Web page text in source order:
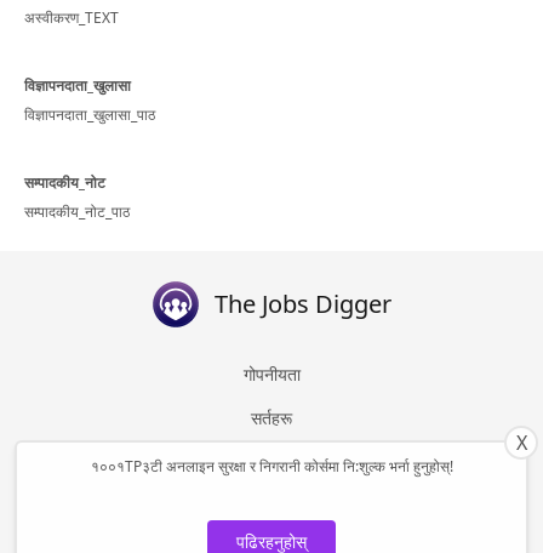
X
१००१TP३टी अनलाइन सुरक्षा र निगरानी कोर्समा नि:शुल्क भर्ना हुनुहोस्!
पढिरहनुहोस्
अस्वीकरण_TEXT
विज्ञापनदाता_खुलासा
विज्ञापनदाता_खुलासा_पाठ
सम्पादकीय_नोट
सम्पादकीय_नोट_पाठ
The Jobs Digger
गोपनीयता
सर्तहरू
बारेमा